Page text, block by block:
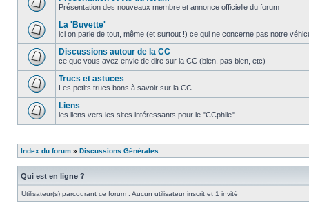
Présentation des nouveaux membre et annonce officielle du forum
La 'Buvette'
ici on parle de tout, même (et surtout !) ce qui ne concerne pas notre
Discussions autour de la CC
ce que vous avez envie de dire sur la CC (bien, pas bien, etc)
Trucs et astuces
Les petits trucs bons à savoir sur la CC.
Liens
les liens vers les sites intéressants pour le "CCphile"
Index du forum » Discussions Générales
Qui est en ligne ?
Utilisateur(s) parcourant ce forum : Aucun utilisateur inscrit et 1 invité